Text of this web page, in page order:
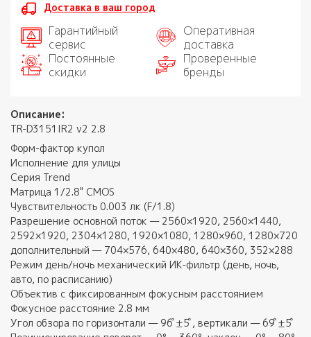
Доставка в ваш город
Гарантийный
сервис
Оперативная
доставка
Постоянные
скидки
Проверенные
бренды
Описание:
TR-D3151IR2 v2 2.8
Форм-фактор купол
Исполнение для улицы
Серия Trend
Матрица 1/2.8" CMOS
Чувствительность 0.003 лк (F/1.8)
Разрешение основной поток — 2560×1920, 2560×1440,
2592×1920, 2304×1280, 1920×1080, 1280×960, 1280×720
дополнительный — 704×576, 640×480, 640×360, 352×288
Режим день/ночь механический ИК-фильтр (день, ночь,
авто, по расписанию)
Объектив с фиксированным фокусным расстоянием
Фокусное расстояние 2.8 мм
Угол обзора по горизонтали — 96 ̊±5 ̊, вертикали — 69 ̊±5 ̊